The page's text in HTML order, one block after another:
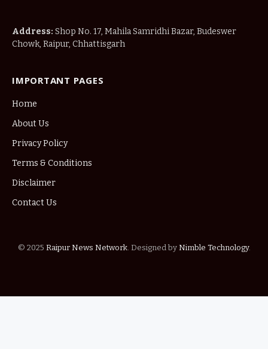
Address: Shop No. 17, Mahila Samridhi Bazar, Budeswer
Chowk, Raipur, Chhattisgarh
IMPORTANT PAGES
Home
About Us
Privacy Policy
Terms & Conditions
Disclaimer
Contact Us
© 2025 Raipur News Network. Designed by Nimble Technology.